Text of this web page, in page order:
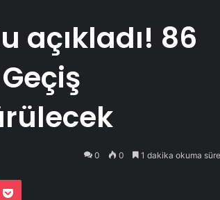
açıkladı! 86
0 0 1 dakika okuma
Pocket